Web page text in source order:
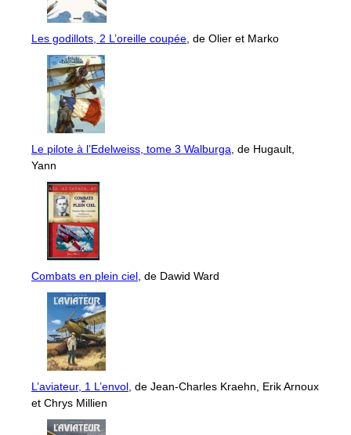
Les godillots, 2 L’oreille coupée , de Olier et Marko
Le pilote à l’Edelweiss, tome 3 Walburga , de Hugault,
Yann
Combats en plein ciel , de Dawid Ward
L’aviateur, 1 L’envol , de Jean-Charles Kraehn, Erik Arnoux
et Chrys Millien